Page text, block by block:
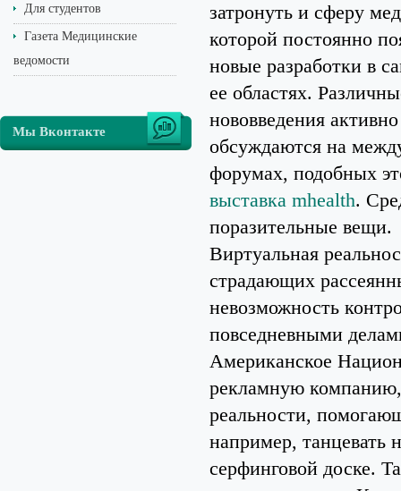
Для студентов
Газета Медицинские
ведомости
Мы Вконтакте
затронуть и сферу
которой постоянно
новые разработки в
ее областях.
нововведения активно
обсуждаются на
форумах, подобных
выставка mhealth.
поразительные вещи.
Виртуальная
страдающих
невозможность
повседневными
Американское
рекламную компанию,
реальности,
например, танцевать
серфинговой доске.